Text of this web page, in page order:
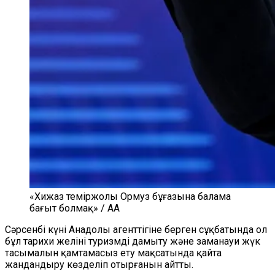
«Хижаз теміржолы Ормуз бұғазына балама
бағыт болмақ» / AA
Сәрсенбі күні Анадолы агенттігіне берген сұқбатында ол
бұл тарихи желіні туризмді дамыту және заманауи жүк
тасымалын қамтамасыз ету мақсатында қайта
жандандыру көзделіп отырғанын айтты.